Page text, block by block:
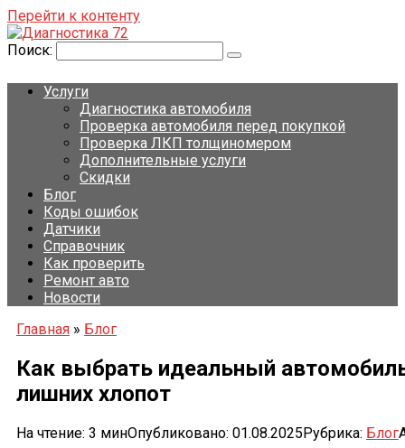
Перейти к контенту
Поиск:
Услуги
Диагностика автомобиля
Проверка автомобиля перед покупкой
Проверка ЛКП толщиномером
Дополнительные услуги
Скидки
Блог
Коды ошибок
Датчики
Справочник
Как проверить
Ремонт авто
Новости
Главная » Блог
Как выбрать идеальный
лишних хлопот
На чтение: 3 минОпубликовано: 01.08.2025Рубрика: Блог